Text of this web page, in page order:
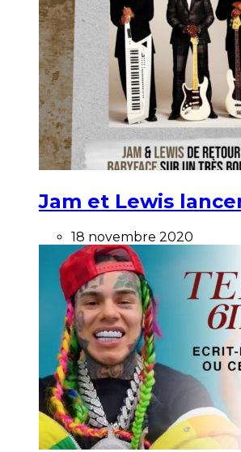
Jam et Lewis
18 novembre 2020